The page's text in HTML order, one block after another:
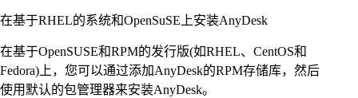
在基于RHEL的系统和OpenSuSE上安装AnyDesk
在基于OpenSUSE和RPM的发行版(如RHEL、CentOS和
Fedora)上，您可以通过添加AnyDesk的RPM存储库，然后
使用默认的包管理器来安装AnyDesk。